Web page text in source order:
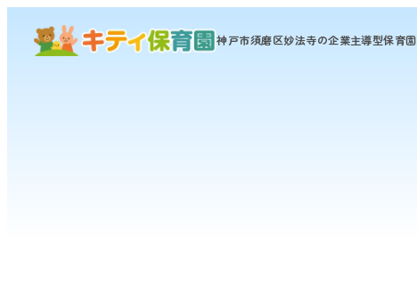
神戸市須磨区妙法寺の企業主導型保育園